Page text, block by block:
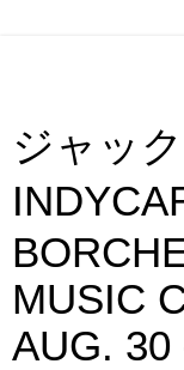
ジャッ
MUSIC
AUG. 30